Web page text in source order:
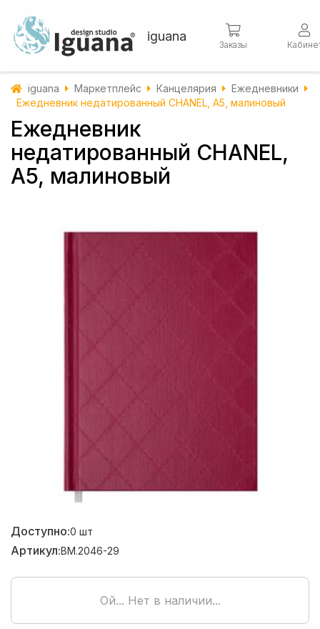
iguana
Заказы
iguana Маркетплейс Канцелярия
Ежедневники
Ежедневник недатированный CHANEL, A5, малиновый
Ежедневник
недатированный CHANEL,
A5, малиновый
Доступно:0 шт
Артикул:BM.2046-29
Ой... Нет в наличии...